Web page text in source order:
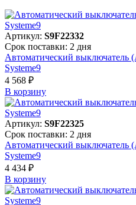
Артикул: S9F22332
Срок поставки: 2 дня
Автоматический выключатель
Systeme9
4 568 ₽
В корзинy
Артикул: S9F22325
Срок поставки: 2 дня
Автоматический выключатель
Systeme9
4 434 ₽
В корзинy